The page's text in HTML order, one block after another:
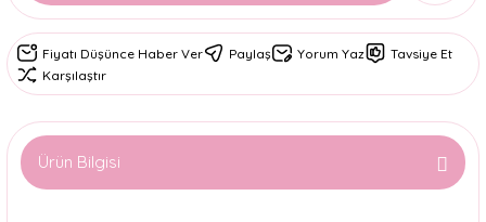
Fiyatı Düşünce Haber Ver Paylaş Yorum Yaz
Tavsiye Et
Karşılaştır
Ürün Bilgisi